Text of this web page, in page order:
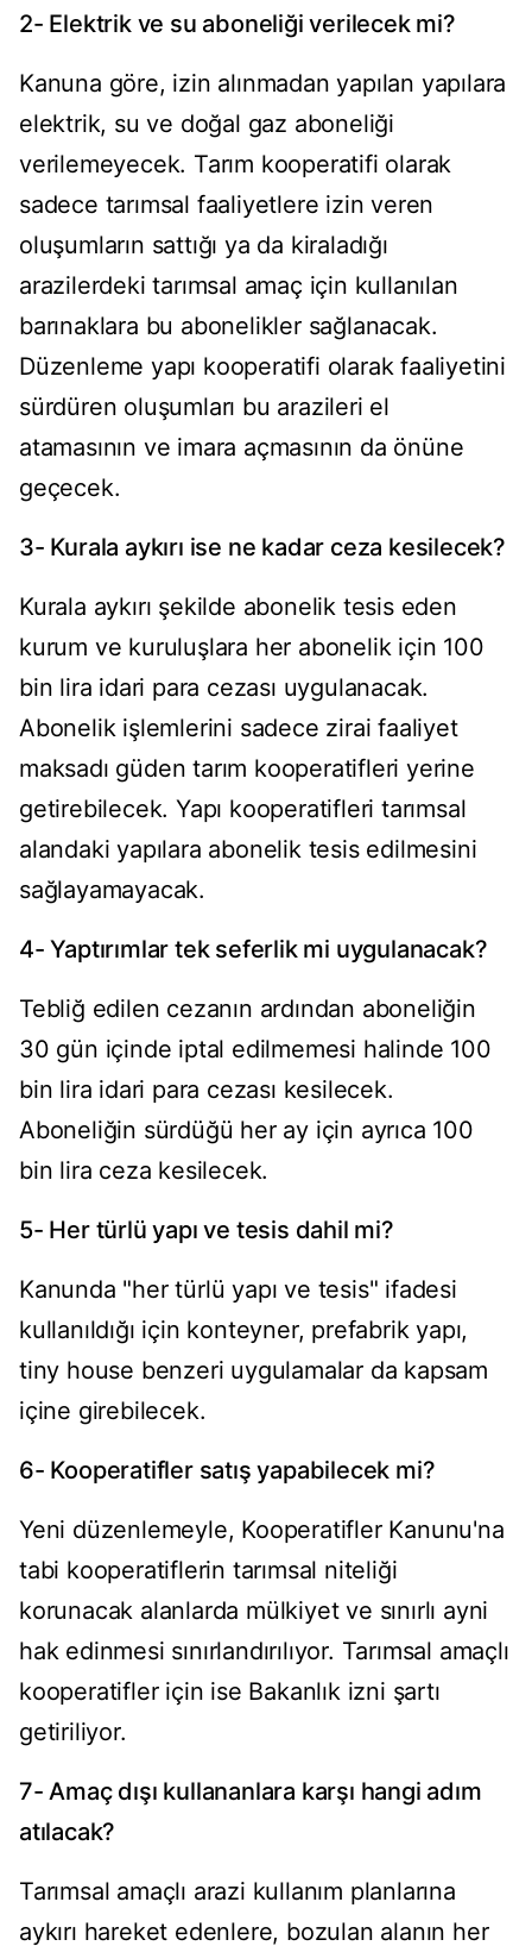
2- Elektrik ve su aboneliği verilecek mi?
Kanuna göre, izin alınmadan yapılan yapılara
elektrik, su ve doğal gaz aboneliği
verilemeyecek. Tarım kooperatifi olarak
sadece tarımsal faaliyetlere izin veren
oluşumların sattığı ya da kiraladığı
arazilerdeki tarımsal amaç için kullanılan
barınaklara bu abonelikler sağlanacak.
Düzenleme yapı kooperatifi olarak faaliyetini
sürdüren oluşumları bu arazileri el
atamasının ve imara açmasının da önüne
geçecek.
3- Kurala aykırı ise ne kadar ceza kesilecek?
Kurala aykırı şekilde abonelik tesis eden
kurum ve kuruluşlara her abonelik için 100
bin lira idari para cezası uygulanacak.
Abonelik işlemlerini sadece zirai faaliyet
maksadı güden tarım kooperatifleri yerine
getirebilecek. Yapı kooperatifleri tarımsal
alandaki yapılara abonelik tesis edilmesini
sağlayamayacak.
4- Yaptırımlar tek seferlik mi uygulanacak?
Tebliğ edilen cezanın ardından aboneliğin
30 gün içinde iptal edilmemesi halinde 100
bin lira idari para cezası kesilecek.
Aboneliğin sürdüğü her ay için ayrıca 100
bin lira ceza kesilecek.
5- Her türlü yapı ve tesis dahil mi?
Kanunda "her türlü yapı ve tesis" ifadesi
kullanıldığı için konteyner, prefabrik yapı,
tiny house benzeri uygulamalar da kapsam
içine girebilecek.
6- Kooperatifler satış yapabilecek mi?
Yeni düzenlemeyle, Kooperatifler Kanunu'na
tabi kooperatiflerin tarımsal niteliği
korunacak alanlarda mülkiyet ve sınırlı ayni
hak edinmesi sınırlandırılıyor. Tarımsal amaçlı
kooperatifler için ise Bakanlık izni şartı
getiriliyor.
7- Amaç dışı kullananlara karşı hangi adım
atılacak?
Tarımsal amaçlı arazi kullanım planlarına
aykırı hareket edenlere, bozulan alanın her